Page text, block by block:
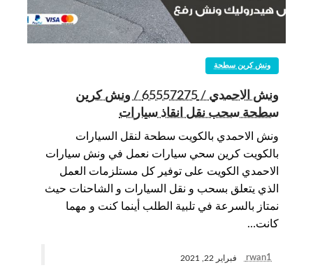
ونش كرين سطحة
ونش الاحمدي / 65557275 / ونش كرين
سطحة سحب نقل انقاذ سيارات
ونش الاحمدي بالكويت سطحة لنقل السيارات
بالكويت كرين سحي سيارات نعمل في ونش سيارات
الاحمدي الكويت على توفير كل مستلزمات العمل
الذي يتعلق بسحب و نقل السيارات و الشاحنات حيث
نمتاز بالسرعة في تلبية الطلب أينما كنت و مهما
كانت…
rwan1 فبراير 22, 2021